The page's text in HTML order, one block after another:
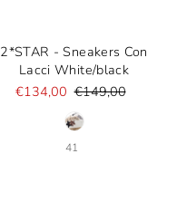
2*STAR - Sneakers Con
Lacci White/black
€134,00 €149,00
41